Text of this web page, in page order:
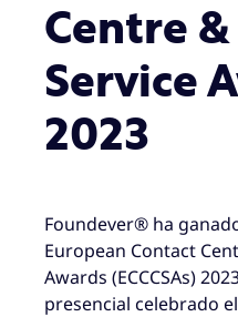
Centre
Service
2023
Foundever® ha
European Contact
Awards (ECCCSAs)
presencial celebrado